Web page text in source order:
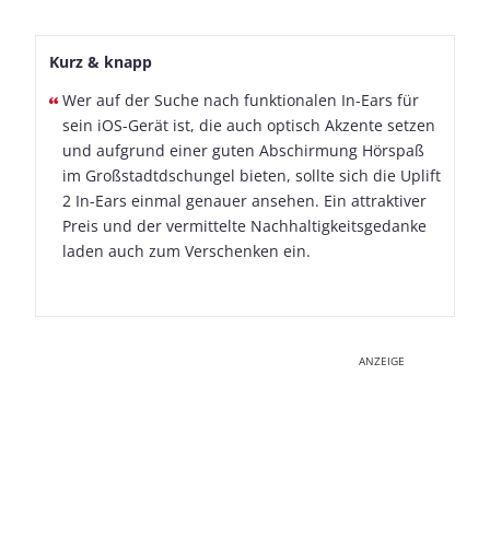
Kurz & knapp
Wer auf der Suche nach funktionalen In-Ears für
sein iOS-Gerät ist, die auch optisch Akzente setzen
und aufgrund einer guten Abschirmung Hörspaß
im Großstadtdschungel bieten, sollte sich die Uplift
2 In-Ears einmal genauer ansehen. Ein attraktiver
Preis und der vermittelte Nachhaltigkeitsgedanke
laden auch zum Verschenken ein.
ANZEIGE